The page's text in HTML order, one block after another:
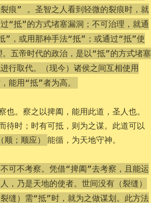
痕” 。圣智之人看到轻微的裂痕时，就
“抵”的方式堵塞漏洞；不可治理，就通
”，或用那种手法“抵”；或通过“抵”使
五帝时代的政治，是以“抵”的方式堵塞
行取代。（现今）诸侯之间互相使用
能用“抵”者为高。
。察之以捭阖，能用此道，圣人也。
待时；时有可抵，则为之谋。此道可以
（顺；顺应） 能循，为天地守神。
可不考察。凭借“捭阖”去考察，且能运
，乃是天地的使者。世间没有（裂缝）
缝）需“抵”时，就为之做谋划。此方法